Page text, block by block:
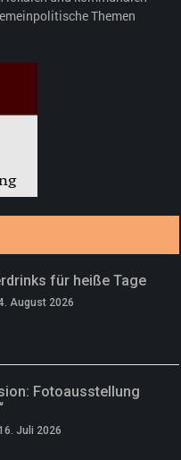
Themen
für heiße Tage
August 2026
Fotoausstellung
Juli 2026